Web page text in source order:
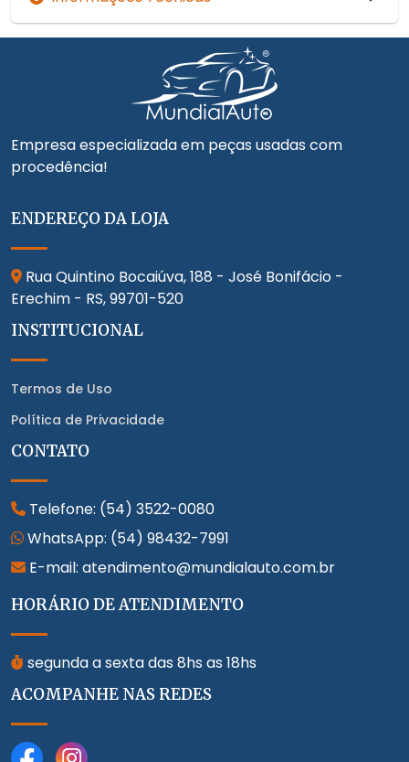
Empresa especializada em peças usadas com
procedência!
ENDEREÇO DA LOJA
Rua Quintino Bocaiúva, 188 - José Bonifácio -
Erechim - RS,99701-520
INSTITUCIONAL
Termos de Uso
Política de Privacidade
CONTATO
Telefone: (54) 3522-0080
WhatsApp: (54) 98432-7991
E-mail: atendimento@mundialauto.com.br
HORÁRIO DE ATENDIMENTO
segunda a sexta das 8hs as 18hs
ACOMPANHE NAS REDES